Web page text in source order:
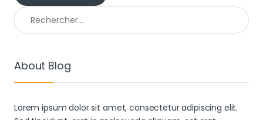
Rechercher :
About Blog
Lorem ipsum dolor sit amet, consectetur adipiscing elit.